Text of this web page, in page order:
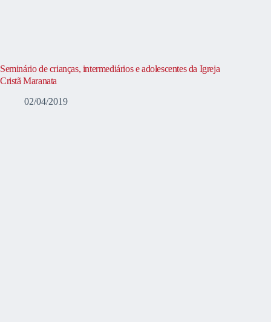
Seminário de crianças, intermediários e adolescentes da Igreja
Cristã Maranata
02/04/2019